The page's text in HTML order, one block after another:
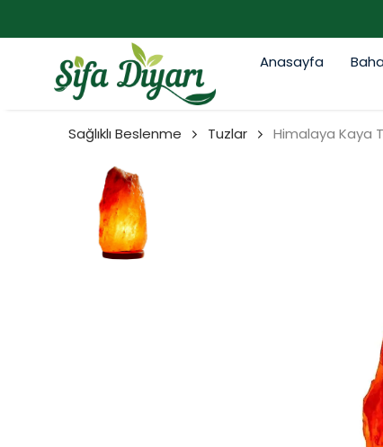
Anasayfa
Sağlıklı Beslenme Tuzlar Himalaya Kaya